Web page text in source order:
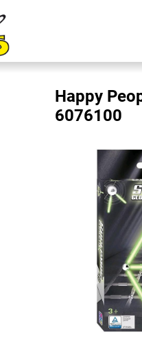
Happy
6076100